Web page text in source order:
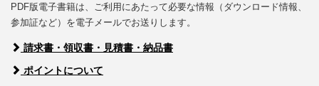
PDF版電子書籍は、ご利用にあたって必要な情報（ダウンロード情報、
参加証など）を電子メールでお送りします。
請求書・領収書・見積書・納品書
ポイントについて